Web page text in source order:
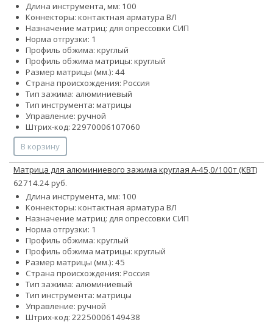
Длина инструмента, мм: 100
Коннекторы: контактная арматура ВЛ
Назначение матриц: для опрессовки СИП
Норма отгрузки: 1
Профиль обжима: круглый
Профиль обжима матрицы: круглый
Размер матрицы (мм.): 44
Страна происхождения: Россия
Тип зажима: алюминиевый
Тип инструмента: матрицы
Управление: ручной
Штрих-код: 22970006107060
В корзину
Матрица для алюминиевого зажима круглая А-45,0/100т (КВТ)
62714.24 руб.
Длина инструмента, мм: 100
Коннекторы: контактная арматура ВЛ
Назначение матриц: для опрессовки СИП
Норма отгрузки: 1
Профиль обжима: круглый
Профиль обжима матрицы: круглый
Размер матрицы (мм.): 45
Страна происхождения: Россия
Тип зажима: алюминиевый
Тип инструмента: матрицы
Управление: ручной
Штрих-код: 22250006149438